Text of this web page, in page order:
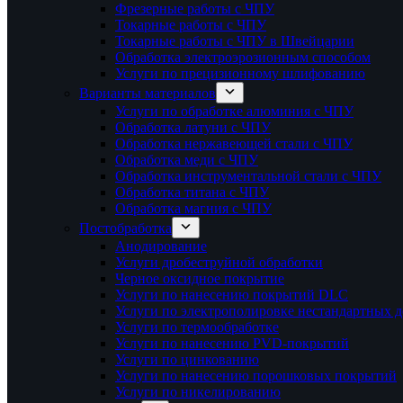
Фрезерные работы с ЧПУ
Токарные работы с ЧПУ
Токарные работы с ЧПУ в Швейцарии
Обработка электроэрозионным способом
Услуги по прецизионному шлифованию
Варианты материалов
Услуги по обработке алюминия с ЧПУ
Обработка латуни с ЧПУ
Обработка нержавеющей стали с ЧПУ
Обработка меди с ЧПУ
Обработка инструментальной стали с ЧПУ
Обработка титана с ЧПУ
Обработка магния с ЧПУ
Постобработка
Анодирование
Услуги дробеструйной обработки
Черное оксидное покрытие
Услуги по нанесению покрытий DLC
Услуги по электрополировке нестандартных
Услуги по термообработке
Услуги по нанесению PVD-покрытий
Услуги по цинкованию
Услуги по нанесению порошковых покрытий
Услуги по никелированию